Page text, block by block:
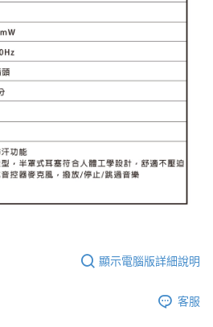
顯示電腦版詳細說明
客服